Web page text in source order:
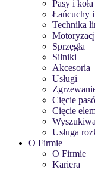
Pasy i koła
Łańcuchy i
Technika
Sprzęgła
Silniki
Akcesoria
Usługi
Cięcie
Cięcie
Usługa
O Firmie
O Firmie
Kariera